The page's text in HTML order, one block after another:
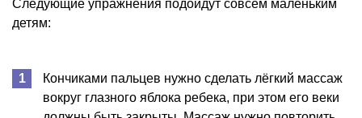
Следующие упражнения подойдут совсем маленьким
детям:
Кончиками пальцев нужно сделать лёгкий массаж
вокруг глазного яблока ребека, при этом его веки